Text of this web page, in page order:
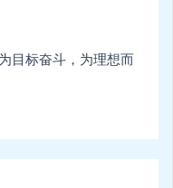
目标奋斗，为理想而